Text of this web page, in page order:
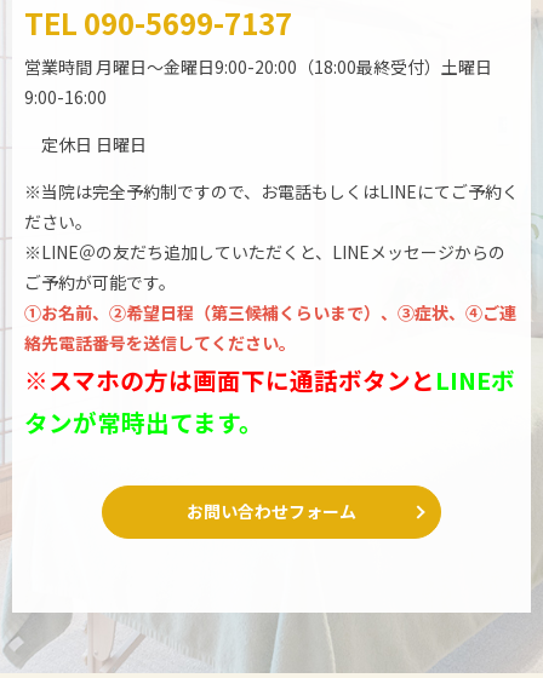
TEL 090-5699-7137
営業時間 月曜日～金曜日9:00-20:00（18:00最終受付）土曜日
9:00-16:00
定休日 日曜日
※当院は完全予約制ですので、お電話もしくはLINEにてご予約く
ださい。
※LINE＠の友だち追加していただくと、LINEメッセージからの
ご予約が可能です。
①お名前、②希望日程（第三候補くらいまで）、③症状、④ご連
絡先電話番号を送信してください。
※スマホの方は画面下に通話ボタンとLINEボ
タンが常時出てます。
お問い合わせフォーム